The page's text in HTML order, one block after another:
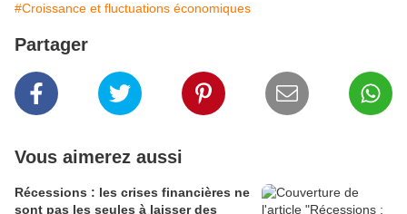
#Croissance et fluctuations économiques
Partager
Vous aimerez aussi
Récessions : les crises financières ne
sont pas les seules à laisser des